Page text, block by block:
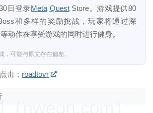
日登录Meta QuestStore。游戏提供80
和多样的奖励挑战，玩家将通过深
动作在享受游戏的同时进行健身。
，可能与原文存在偏差。
击： roadtovr